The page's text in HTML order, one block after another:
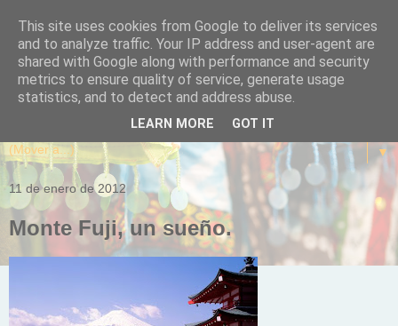
▼
11 de enero de 2012
Monte Fuji, un sueño.
This site uses cookies from Google to deliver its services
and to analyze traffic. Your IP address and user-agent are
shared with Google along with performance and security
metrics to ensure quality of service, generate usage
statistics, and to detect and address abuse.
LEARN MORE GOT IT